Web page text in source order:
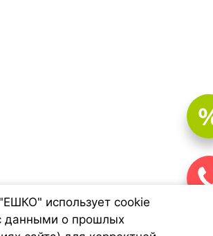
использует cookie
данными о прошлых